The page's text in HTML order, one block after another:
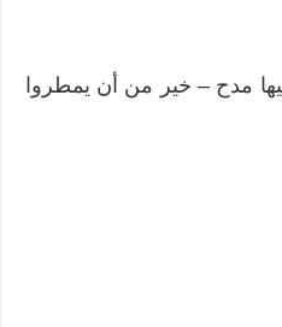
مدح – خير من أن يمطروا